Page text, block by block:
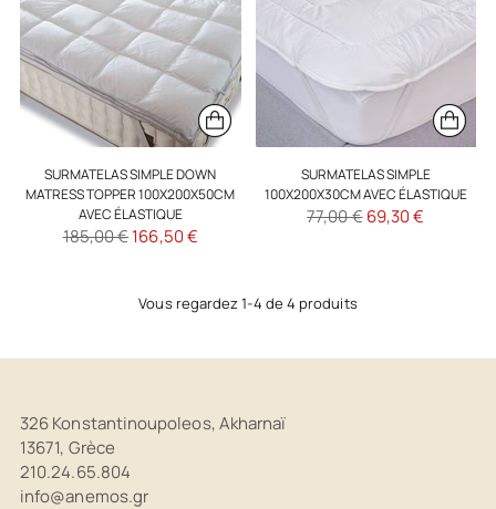
SURMATELAS SIMPLE DOWN
MATRESS TOPPER 100X200X50CM
AVEC ÉLASTIQUE
Prix
185,00 €166,50 €
SURMATELAS SIMPLE
100X200X30CM AVEC ÉLASTIQUE
Prix
77,00 € 69,30 €
Vous regardez 1-4 de 4 produits
326 Konstantinoupoleos, Akharnaï
13671, Grèce
210.24.65.804
info@anemos.gr